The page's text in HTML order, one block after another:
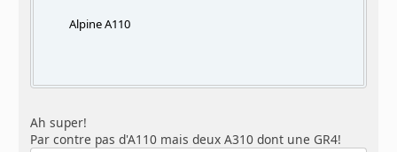
Alpine A110
Ah super!
Par contre pas d'A110 mais deux A310 dont une GR4!